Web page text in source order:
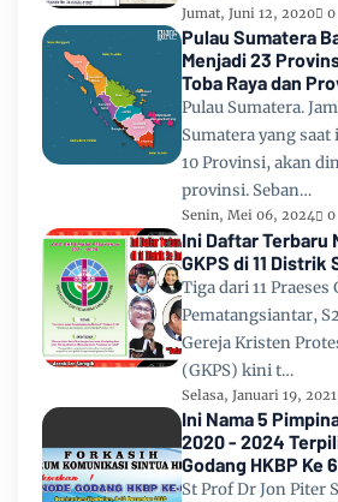
Jumat, Juni 12, 2020 0
Pulau Sumatera
Menjadi 23
Toba Raya dan
Pulau Sumatera.
Sumatera yang
10 Provinsi, akan
provinsi. Seban…
Senin, Mei 06, 2024 0
Ini Daftar Terbaru
GKPS di 11 Distrik
Tiga dari 11 Praeses
Pematangsiantar,
Gereja Kristen
(GKPS) kini t…
Selasa, Januari 19, 2021
Ini Nama 5
2020 - 2024
Godang HKBP Ke
St Prof Dr Jon Piter